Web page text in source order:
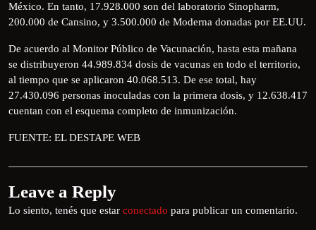
México. En tanto, 17.928.000 son del laboratorio Sinopharm,
200.000 de Cansino, y 3.500.000 de Moderna donadas por EE.UU.
De acuerdo al Monitor Público de Vacunación, hasta esta mañana
se distribuyeron 44.989.834 dosis de vacunas en todo el territorio,
al tiempo que se aplicaron 40.068.513. De ese total, hay
27.430.096 personas inoculadas con la primera dosis, y 12.638.417
cuentan con el esquema completo de inmunización.
FUENTE: EL DESTAPE WEB
Leave a Reply
Lo siento, tenés que estar conectado para publicar un comentario.